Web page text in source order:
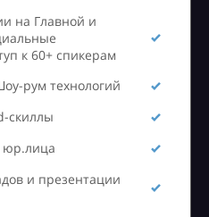
на Главной и
к 60+ спикерам
рум технологий
скиллы
юр.лица
и презентации